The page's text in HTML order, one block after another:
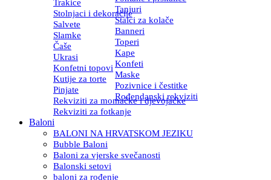
Trakice
Stolnjaci i dekoracije
Tanjuri
Salvete
Stalci za kolače
Slamke
Banneri
Čaše
Toperi
Ukrasi
Kape
Konfetni topovi Konfeti
Kutije za torte
Maske
Pinjate
Pozivnice i čestitke
Rekviziti za momačke i djevojačke
Rođendanski rekviziti
Rekviziti za fotkanje
Baloni
BALONI NA HRVATSKOM JEZIKU
Bubble Baloni
Baloni za vjerske svečanosti
Balonski setovi
baloni za rođenje